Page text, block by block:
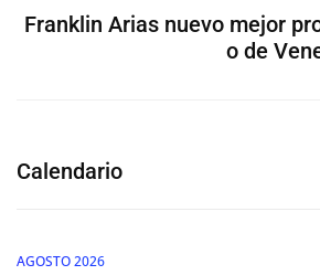
Franklin Arias nuevo mejor
o de
Calendario
AGOSTO 2026